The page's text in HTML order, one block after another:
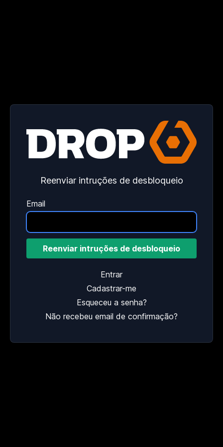
Reenviar intruções de desbloqueio
Email
Entrar
Cadastrar-me
Esqueceu a senha?
Não recebeu email de confirmação?